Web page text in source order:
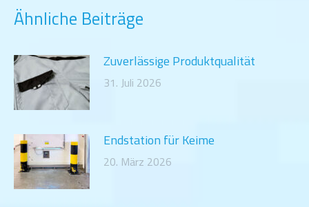
Ähnliche Beiträge
Zuverlässige Produktqualität
31. Juli 2026
Endstation für Keime
20. März 2026